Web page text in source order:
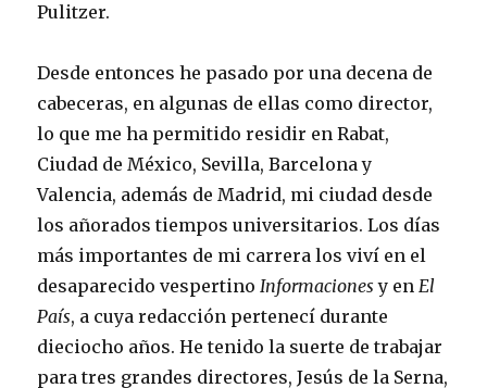
Pulitzer.
Desde entonces he pasado por una decena de
cabeceras, en algunas de ellas como director,
lo que me ha permitido residir en Rabat,
Ciudad de México, Sevilla, Barcelona y
Valencia, además de Madrid, mi ciudad desde
los añorados tiempos universitarios. Los días
más importantes de mi carrera los viví en el
desaparecido vespertinoInformaciones y enEl
País, a cuya redacción pertenecí durante
dieciocho años. He tenido la suerte de trabajar
para tres grandes directores, Jesús de la Serna,